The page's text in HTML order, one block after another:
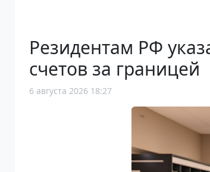
Резидентам РФ
счетов за границей
6 августа 2026 18:27